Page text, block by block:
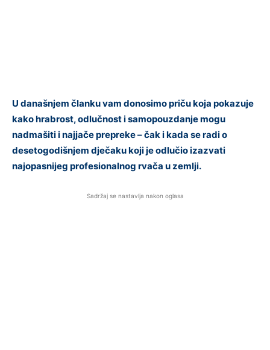
U današnjem članku vam donosimo priču koja pokazuje
kako hrabrost, odlučnost i samopouzdanje mogu
nadmašiti i najjače prepreke – čak i kada se radi o
desetogodišnjem dječaku koji je odlučio izazvati
najopasnijeg profesionalnog rvača u zemlji.
Sadržaj se nastavlja nakon oglasa